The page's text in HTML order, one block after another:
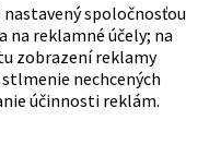
nastavený spoločnosťou
na reklamné účely; na
zobrazení reklamy
nechcených
účinnosti reklám.